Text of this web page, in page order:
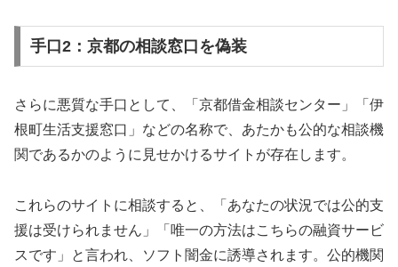
手口2：京都の相談窓口を偽装
さらに悪質な手口として、「京都借金相談センター」「伊
根町生活支援窓口」などの名称で、あたかも公的な相談機
関であるかのように見せかけるサイトが存在します。
これらのサイトに相談すると、「あなたの状況では公的支
援は受けられません」「唯一の方法はこちらの融資サービ
スです」と言われ、ソフト闇金に誘導されます。公的機関